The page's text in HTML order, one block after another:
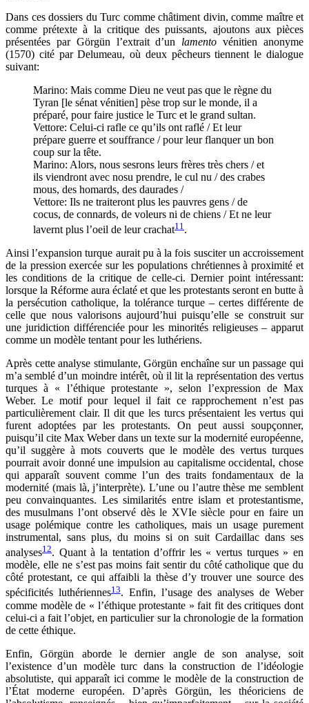
Dans ces dossiers du Turc comme châtiment divin, comme maître et
comme prétexte à la critique des puissants, ajoutons aux pièces
présentées par Görgün l’extrait d’un lamento vénitien anonyme
(1570) cité par Delumeau, où deux pêcheurs tiennent le dialogue
suivant:
Marino: Mais comme Dieu ne veut pas que le règne du
Tyran [le sénat vénitien] pèse trop sur le monde, il a
préparé, pour faire justice le Turc et le grand sultan.
Vettore: Celui-ci rafle ce qu’ils ont raflé / Et leur
prépare guerre et souffrance / pour leur flanquer un bon
coup sur la tête.
Marino: Alors, nous sesrons leurs frères très chers / et
ils viendront avec nosu prendre, le cul nu / des crabes
mous, des homards, des daurades /
Vettore: Ils ne traiteront plus les pauvres gens / de
cocus, de connards, de voleurs ni de chiens / Et ne leur
lavernt plus l’oeil de leur crachat11 .
Ainsi l’expansion turque aurait pu à la fois susciter un accroissement
de la pression exercée sur les populations chrétiennes à proximité et
les conditions de la critique de celle-ci. Dernier point intéressant:
lorsque la Réforme aura éclaté et que les protestants seront en butte à
la persécution catholique, la tolérance turque – certes différente de
celle que nous valorisons aujourd’hui puisqu’elle se construit sur
une juridiction différenciée pour les minorités religieuses – apparut
comme un modèle tentant pour les luthériens.
Après cette analyse stimulante, Görgün enchaîne sur un passage qui
m’a semblé d’un moindre intérêt, où il lit la représentation des vertus
turques à « l’éthique protestante », selon l’expression de Max
Weber. Le motif pour lequel il fait ce rapprochement n’est pas
particulièrement clair. Il dit que les turcs présentaient les vertus qui
furent adoptées par les protestants. On peut aussi soupçonner,
puisqu’il cite Max Weber dans un texte sur la modernité européenne,
qu’il suggère à mots couverts que le modèle des vertus turques
pourrait avoir donné une impulsion au capitalisme occidental, chose
qui apparaît souvent comme l’un des traits fondamentaux de la
modernité (mais là, j’interprète). L’une ou l’autre thèse me semblent
peu convainquantes. Les similarités entre islam et protestantisme,
des musulmans l’ont observé dès le XVIe siècle pour en faire un
usage polémique contre les catholiques, mais un usage purement
instrumental, sans plus, du moins si on suit Cardaillac dans ses
analyses12. Quant à la tentation d’offrir les « vertus turques » en
modèle, elle ne s’est pas moins fait sentir du côté catholique que du
côté protestant, ce qui affaibli la thèse d’y trouver une source des
spécificités luthériennes13. Enfin, l’usage des analyses de Weber
comme modèle de « l’éthique protestante » fait fit des critiques dont
celui-ci a fait l’objet, en particulier sur la chronologie de la formation
de cette éthique.
Enfin, Görgün aborde le dernier angle de son analyse, soit
l’existence d’un modèle turc dans la construction de l’idéologie
absolutiste, qui apparaît ici comme le modèle de la construction de
l’État moderne européen. D’après Görgün, les théoriciens de